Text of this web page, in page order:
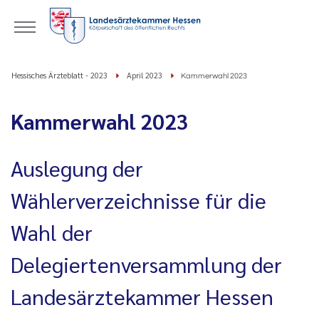
Hessisches Ärzteblatt - 2023 April 2023 Kammerwahl 2023
Kammerwahl 2023
Auslegung der
Wählerverzeichnisse für die
Wahl der
Delegiertenversammlung der
Landesärztekammer Hessen